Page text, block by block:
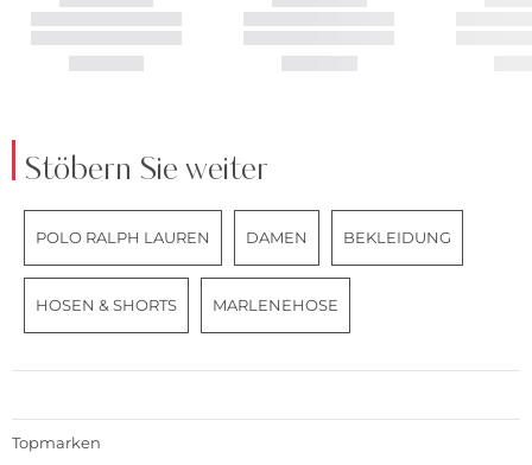
Stöbern Sie weiter
POLO RALPH LAUREN DAMEN BEKLEIDUNG
HOSEN & SHORTS MARLENEHOSE
Topmarken